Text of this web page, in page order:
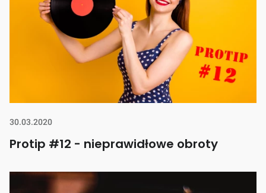
30.03.2020
Protip #12 - nieprawidłowe obroty